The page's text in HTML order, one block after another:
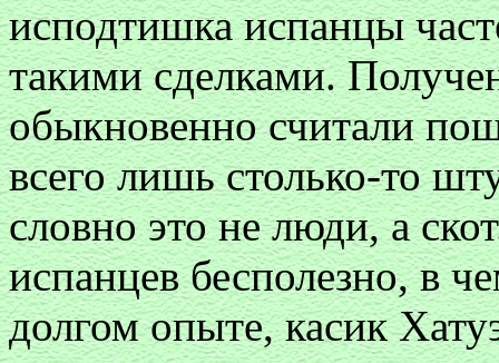
исподтишка испанцы
такими сделками.
обыкновенно считали
всего лишь столько-то
словно это не люди, а
испанцев бесполезно, в
долгом опыте, касик